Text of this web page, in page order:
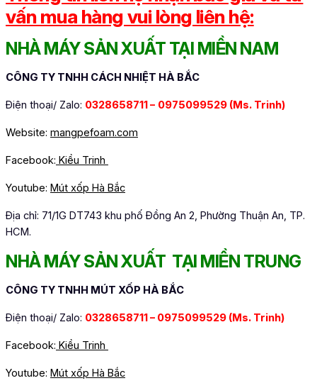
vấn mua hàng vui lòng liên hệ:
NHÀ MÁY SẢN XUẤT TẠI MIỀN NAM
CÔNG TY TNHH CÁCH NHIỆT HÀ BẮC
Điện thoại/ Zalo: 0328658711 – 0975099529 (Ms. Trinh)
Website: mangpefoam.com
Facebook: Kiều Trinh
Youtube: Mút xốp Hà Bắc
Địa chỉ: 71/1G DT743 khu phố Đồng An 2, Phường Thuận An, TP.
HCM.
NHÀ MÁY SẢN XUẤT TẠI MIỀN TRUNG
CÔNG TY TNHH MÚT XỐP HÀ BẮC
Điện thoại/ Zalo: 0328658711 – 0975099529 (Ms. Trinh)
Facebook: Kiều Trinh
Youtube: Mút xốp Hà Bắc